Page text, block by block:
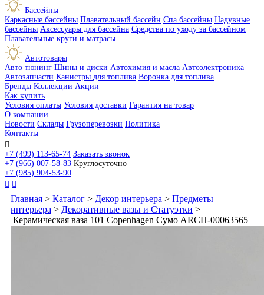
Бассейны
Каркасные бассейны Плавательный бассейн Спа бассейны Надувные
бассейны Аксессуары для бассейна Средства по уходу за бассейном
Плавательные круги и матрасы
Автотовары
Авто тюнинг Шины и диски Автохимия и масла Автоэлектроника
Автозапчасти Канистры для топлива Воронка для топлива
Бренды Коллекции Акции
Как купить
Условия оплаты Условия доставки Гарантия на товар
О компании
Новости Склады Грузоперевозки Политика
Контакты

+7 (499) 113-65-74 Заказать звонок
+7 (966) 007-58-83 Круглосуточно
+7 (985) 904-53-90
 
Главная > Каталог > Декор интерьера > Предметы
интерьера > Декоративные вазы и Статуэтки >
Керамическая ваза 101 Copenhagen Сумо ARCH-00063565